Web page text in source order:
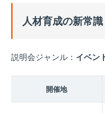
人材育成の新常
説明会ジャンル： イベン
開催地